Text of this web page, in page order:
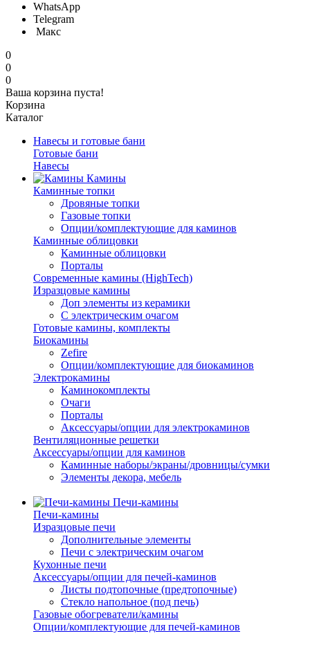
WhatsApp
Telegram
Макс
0
0
0
Ваша корзина пуста!
Корзина
Каталог
Навесы и готовые бани
Готовые бани
Навесы
Камины
Каминные топки
Дровяные топки
Газовые топки
Опции/комплектующие для каминов
Каминные облицовки
Каминные облицовки
Порталы
Современные камины (HighTech)
Изразцовые камины
Доп элементы из керамики
С электрическим очагом
Готовые камины, комплекты
Биокамины
Zefire
Опции/комплектующие для биокаминов
Электрокамины
Каминокомплекты
Очаги
Порталы
Аксессуары/опции для электрокаминов
Вентиляционные решетки
Аксессуары/опции для каминов
Каминные наборы/экраны/дровницы/сумки
Элементы декора, мебель
Печи-камины
Печи-камины
Изразцовые печи
Дополнительные элементы
Печи с электрическим очагом
Кухонные печи
Аксессуары/опции для печей-каминов
Листы подтопочные (предтопочные)
Стекло напольное (под печь)
Газовые обогреватели/камины
Опции/комплектующие для печей-каминов